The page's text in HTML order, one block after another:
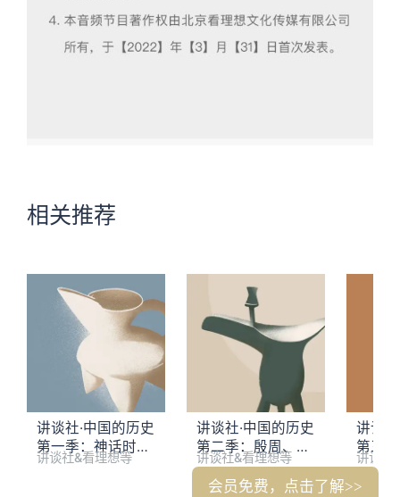
会员免费，点击了解>>
相关推荐
讲谈社·中国的历史
第一季：神话时
代、夏王朝
讲谈社&看理想等
讲谈社·中国的历史
第二季：殷周、春
秋战国
讲谈社&看理想等
讲谈
第三
讲谈社